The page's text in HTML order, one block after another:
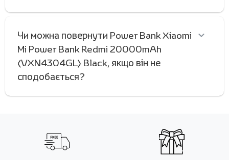
Чи можна повернути Power Bank Xiaomi
Mi Power Bank Redmi 20000mAh
(VXN4304GL) Black, якщо він не
сподобається?